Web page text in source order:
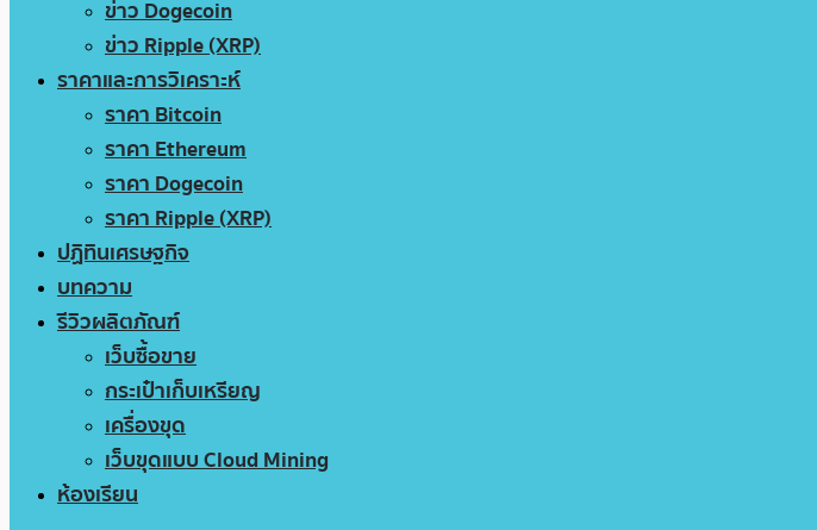
ข่าว Dogecoin
ข่าว Ripple (XRP)
ราคาและการวิเคราะห์
ราคา Bitcoin
ราคา Ethereum
ราคา Dogecoin
ราคา Ripple (XRP)
ปฏิทินเศรษฐกิจ
บทความ
รีวิวผลิตภัณฑ์
เว็บซื้อขาย
กระเป๋าเก็บเหรียญ
เครื่องขุด
เว็บขุดแบบ Cloud Mining
ห้องเรียน